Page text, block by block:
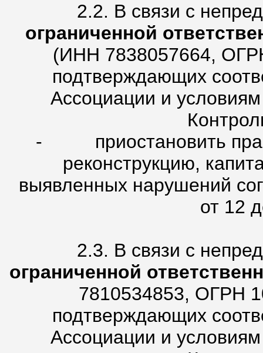
2.2. В связи с
ограниченной
(ИНН 7838057664,
подтверждающих
Ассоциации и
- приостановить
реконструкцию,
выявленных нарушений
от 12
2.3. В связи с
ограниченной
7810534853, ОГРН
подтверждающих
Ассоциации и